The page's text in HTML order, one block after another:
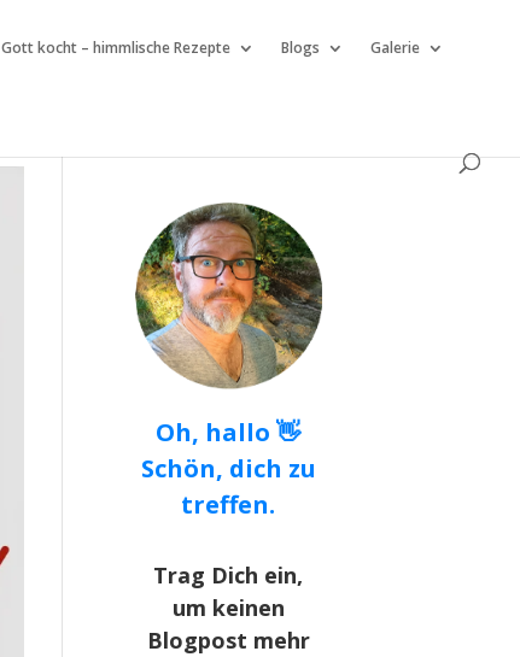
Gott kocht – himmlische Rezepte Blogs Galerie
Oh, hallo 👋
Schön, dich zu
treffen.
Trag Dich ein,
um keinen
Blogpost mehr